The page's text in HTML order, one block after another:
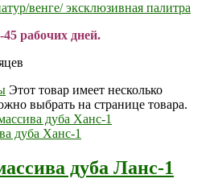
венге/ эксклюзивная палитра
рабочих дней.
Этот товар имеет несколько
выбрать на странице товара.
дуба Ланс-1